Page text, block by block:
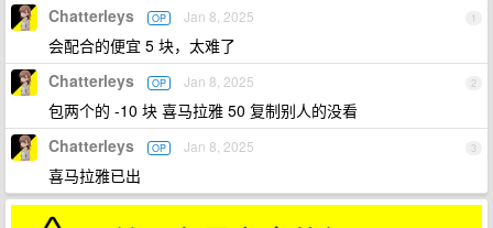
1
Chatterleys OP Jan 8, 2025
会配合的便宜 5 块，太难了
2
Chatterleys OP Jan 8, 2025
包两个的 -10 块 喜马拉雅 50 复制别人的没看
3
Chatterleys OP Jan 8, 2025
喜马拉雅已出